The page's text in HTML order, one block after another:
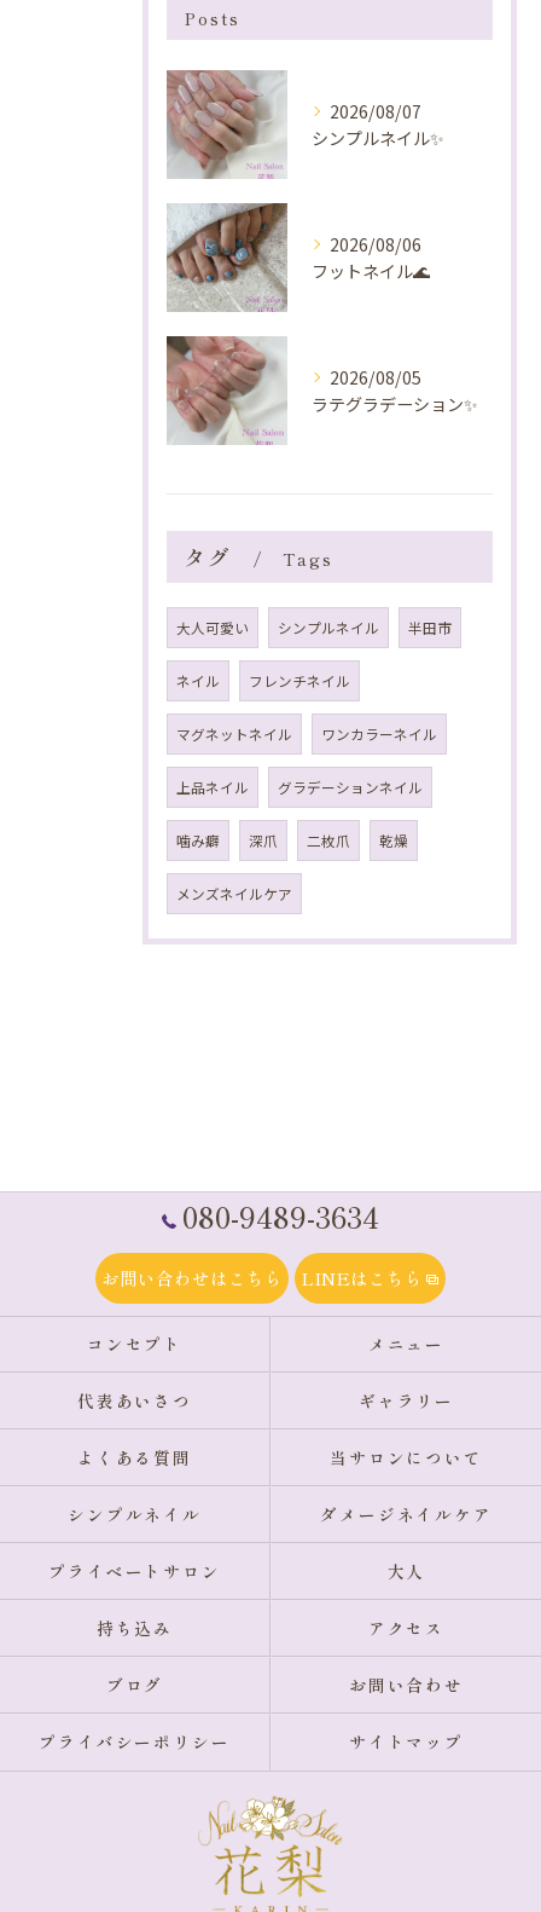
Posts
2026/08/07
シンプルネイル✨️
2026/08/06
フットネイル🌊
2026/08/05
ラテグラデーション✨️
タグ Tags
大人可愛い シンプルネイル 半田市
ネイル フレンチネイル
マグネットネイル ワンカラーネイル
上品ネイル グラデーションネイル
噛み癖 深爪 二枚爪 乾燥
メンズネイルケア
080-9489-3634
お問い合わせはこちら LINEはこちら
コンセプト メニュー
代表あいさつ ギャラリー
よくある質問 当サロンについて
シンプルネイル ダメージネイルケア
プライベートサロン 大人
持ち込み アクセス
ブログ お問い合わせ
プライバシーポリシー サイトマップ